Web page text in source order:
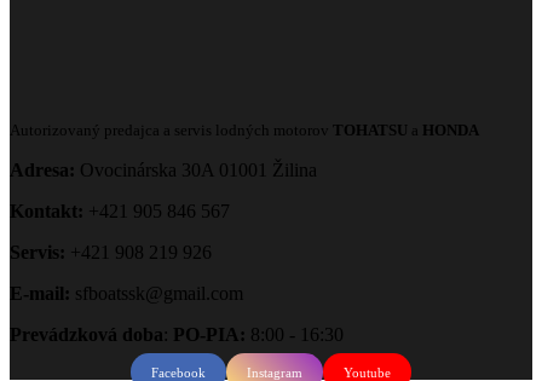
Autorizovaný predajca a servis lodných motorov TOHATSU a HONDA
Adresa: Ovocinárska 30A 01001 Žilina
Kontakt: +421 905 846 567
Servis: +421 908 219 926
E-mail: sfboatssk@gmail.com
Prevádzková doba: PO-PIA: 8:00 - 16:30
Facebook Instagram Youtube